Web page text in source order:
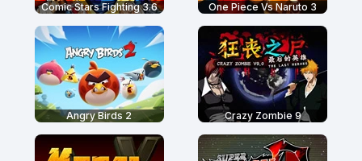
Comic Stars Fighting 3.6 One Piece Vs Naruto 3
Angry Birds 2 Crazy Zombie 9